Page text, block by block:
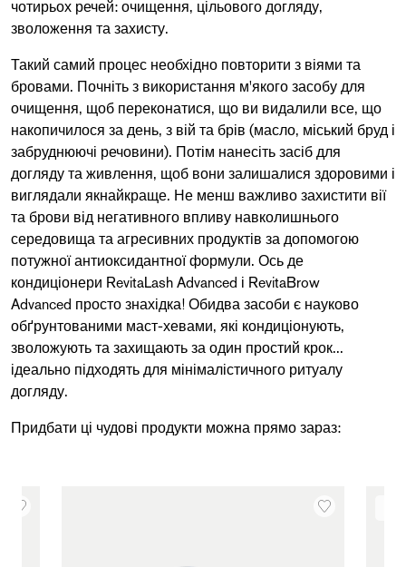
чотирьох речей: очищення, цільового догляду,
зволоження та захисту.
Такий самий процес необхідно повторити з віями та
бровами. Почніть з використання м'якого засобу для
очищення, щоб переконатися, що ви видалили все, що
накопичилося за день, з вій та брів (масло, міський бруд і
забруднюючі речовини). Потім нанесіть засіб для
догляду та живлення, щоб вони залишалися здоровими і
виглядали якнайкраще. Не менш важливо захистити вії
та брови від негативного впливу навколишнього
середовища та агресивних продуктів за допомогою
потужної антиоксидантної формули. Ось де
кондиціонери RevitaLash Advanced і RevitaBrow
Advanced просто знахідка! Обидва засоби є науково
обґрунтованими маст-хевами, які кондиціонують,
зволожують та захищають за один простий крок...
ідеально підходять для мінімалістичного ритуалу
догляду.
Придбати ці чудові продукти можна прямо зараз: